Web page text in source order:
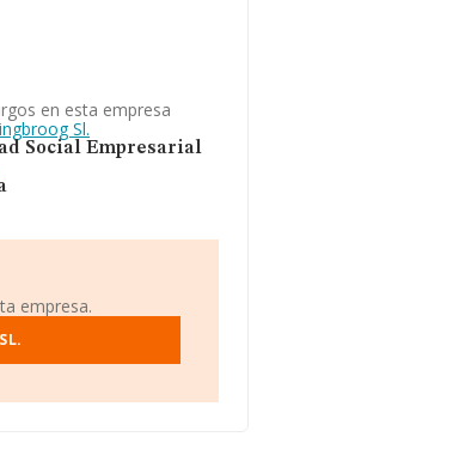
en esta empresa
Sl.
Social Empresarial
empresa.